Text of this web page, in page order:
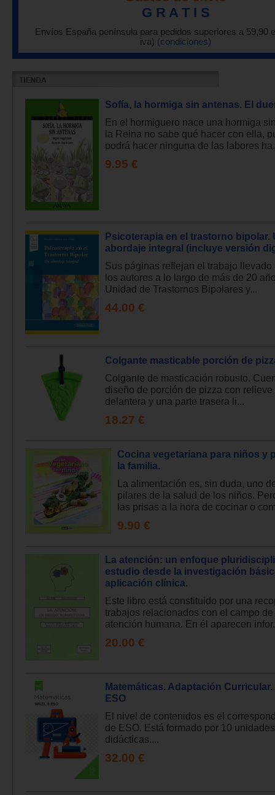
G R A T I S
Envíos España península para pedidos superiores a 59,90
iva) (condiciones)
Sofía, la hormiga sin antenas. El
En el hormiguero nace una hormiga
la Reina no sabe qué hacer con ella,
podrá hacer ninguna de las labores
9.95 €
Psicoterapia en el trastorno bipolar.
abordaje integral (incluye versión
Sus páginas reflejan el trabajo llevado
los autores a lo largo de más de 20
Unidad de Trastornos Bipolares y...
44.00 €
Colgante masticable porción de
Colgante de masticación robusto.
diseño de porción de pizza con relieve
delantera y una parte trasera li...
18.27 €
Cocina vegetariana para niños y
la familia.
La alimentación es, sin duda, uno
pilares de la salud de los niños.
las prisas a la hora de cocinar o
9.90 €
La atención: un enfoque
estudio desde la investigación
aplicación clínica.
Este libro está constituido por una
trabajos relacionados con el campo
atención humana. En él aparecen
20.00 €
Matemáticas. Adaptación Curricular.
ESO
El nivel de contenidos es el
de ESO. Está formado por 10 unidades
didácticas....
32.00 €